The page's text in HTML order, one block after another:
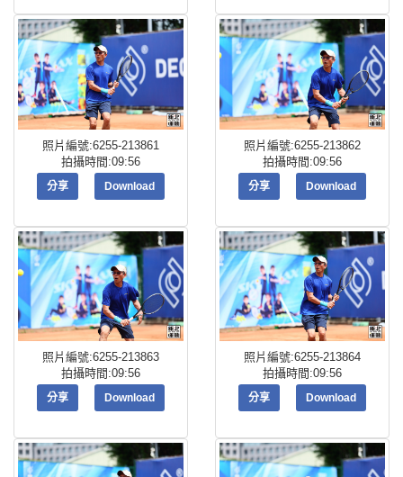
照片編號:6255-213861
拍攝時間:09:56
分享 Download
照片編號:6255-213862
拍攝時間:09:56
分享 Download
照片編號:6255-213863
拍攝時間:09:56
分享 Download
照片編號:6255-213864
拍攝時間:09:56
分享 Download